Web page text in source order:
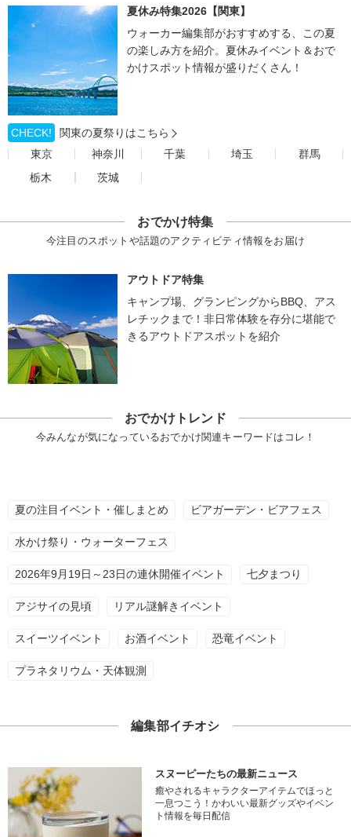
夏休み特集2026【関東】
ウォーカー編集部がおすすめする、この夏
の楽しみ方を紹介。夏休みイベント＆おで
かけスポット情報が盛りだくさん！
CHECK!
関東の夏祭りはこちら
東京
神奈川 千葉 埼玉
群馬
栃木
茨城
おでかけ特集
今注目のスポットや話題のアクティビティ情報をお届け
アウトドア特集
キャンプ場、グランピングからBBQ、アス
レチックまで！非日常体験を存分に堪能で
きるアウトドアスポットを紹介
おでかけトレンド
今みんなが気になっているおでかけ関連キーワードはコレ！
夏の注目イベント・催しまとめ ビアガーデン・ビアフェス
水かけ祭り・ウォーターフェス
2026年9月19日～23日の連休開催イベント 七夕まつり
アジサイの見頃 リアル謎解きイベント
スイーツイベント お酒イベント 恐竜イベント
プラネタリウム・天体観測
編集部イチオシ
スヌーピーたちの最新ニュース
癒やされるキャラクターアイテムでほっと
一息つこう！かわいい最新グッズやイベン
ト情報を毎日配信